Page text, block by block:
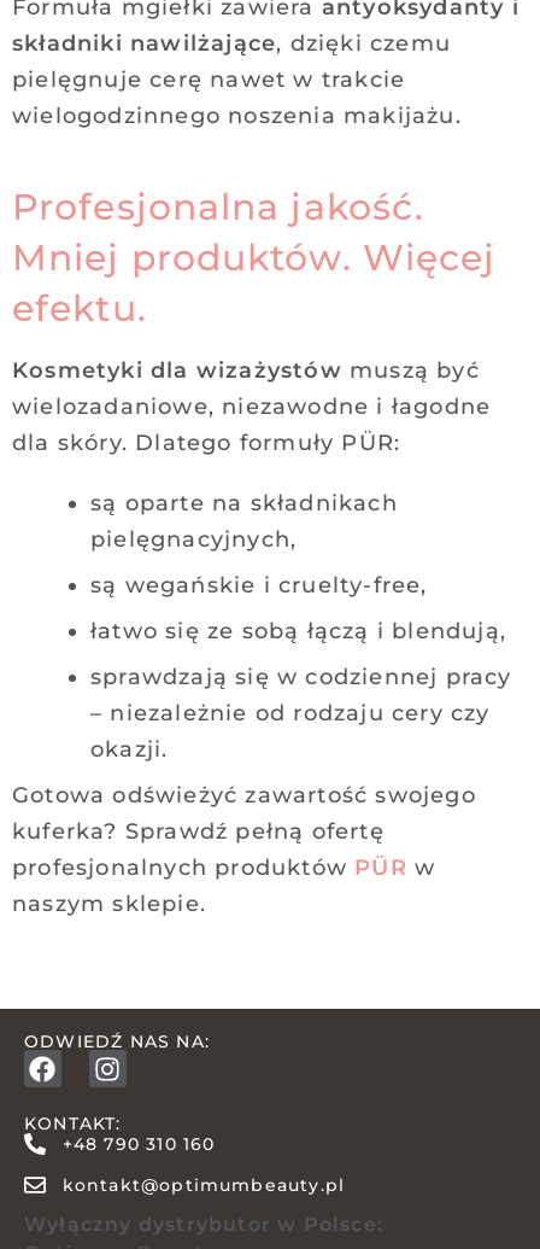
Formuła mgiełki zawiera antyoksydanty i
składniki nawilżające, dzięki czemu
pielęgnuje cerę nawet w trakcie
wielogodzinnego noszenia makijażu.
Profesjonalna jakość.
Mniej produktów. Więcej
efektu.
Kosmetyki dla wizażystów muszą być
wielozadaniowe, niezawodne i łagodne
dla skóry. Dlatego formuły PÜR:
są oparte na składnikach
pielęgnacyjnych,
są wegańskie i cruelty-free,
łatwo się ze sobą łączą i blendują,
sprawdzają się w codziennej pracy
– niezależnie od rodzaju cery czy
okazji.
Gotowa odświeżyć zawartość swojego
kuferka? Sprawdź pełną ofertę
profesjonalnych produktów PÜR w
naszym sklepie.
ODWIEDŹ NAS NA:
KONTAKT:
+48 790 310 160
kontakt@optimumbeauty.pl
Wyłączny dystrybutor w Polsce: